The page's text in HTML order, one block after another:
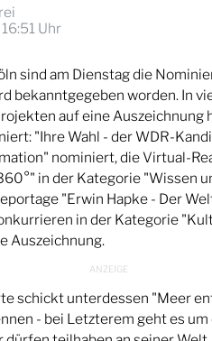
Uhr
sind am Dienstag die
bekanntgegeben worden. In
auf eine Auszeichnung
"Ihre Wahl - der WDR-
nominiert, die Virtual-
in der Kategorie "Wissen
"Erwin Hapke - Der
in der Kategorie
Auszeichnung.
schickt unterdessen "Meer
- bei Letzterem geht es